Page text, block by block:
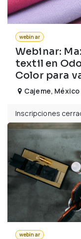
webinar
Webinar:
textil en
Color para
Cajeme, México
Inscripciones
webinar